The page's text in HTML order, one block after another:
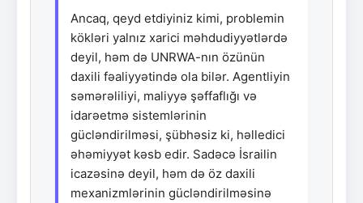
Ancaq, qeyd etdiyiniz kimi, problemin
kökləri yalnız xarici məhdudiyyətlərdə
deyil, həm də UNRWA-nın özünün
daxili fəaliyyətində ola bilər. Agentliyin
səmərəliliyi, maliyyə şəffaflığı və
idarəetmə sistemlərinin
gücləndirilməsi, şübhəsiz ki, həlledici
əhəmiyyət kəsb edir. Sadəcə İsrailin
icazəsinə deyil, həm də öz daxili
mexanizmlərinin gücləndirilməsinə